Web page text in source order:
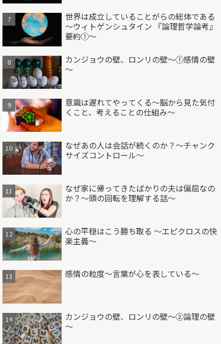
世界は成立していることがらの総体である
～ウィトゲンシュタイン 『論理哲学論考』
要約①～
カンジョウの壁、ロンリの壁～①感情の壁
～
意識は遅れてやってくる～脳から見た気付
くこと、考えることの仕組み～
なぜあの人は会話が続くのか？～チャンク
サイズコントロール～
なぜ家に帰ってきたばかりの夫は偏屈なの
か？～頭の回転を理解する話～
心の平穏はこう勝ち取る ～エピクロスの快
楽主義～
感情の粒度～言葉が心を表している～
カンジョウの壁、ロンリの壁～②論理の壁
～